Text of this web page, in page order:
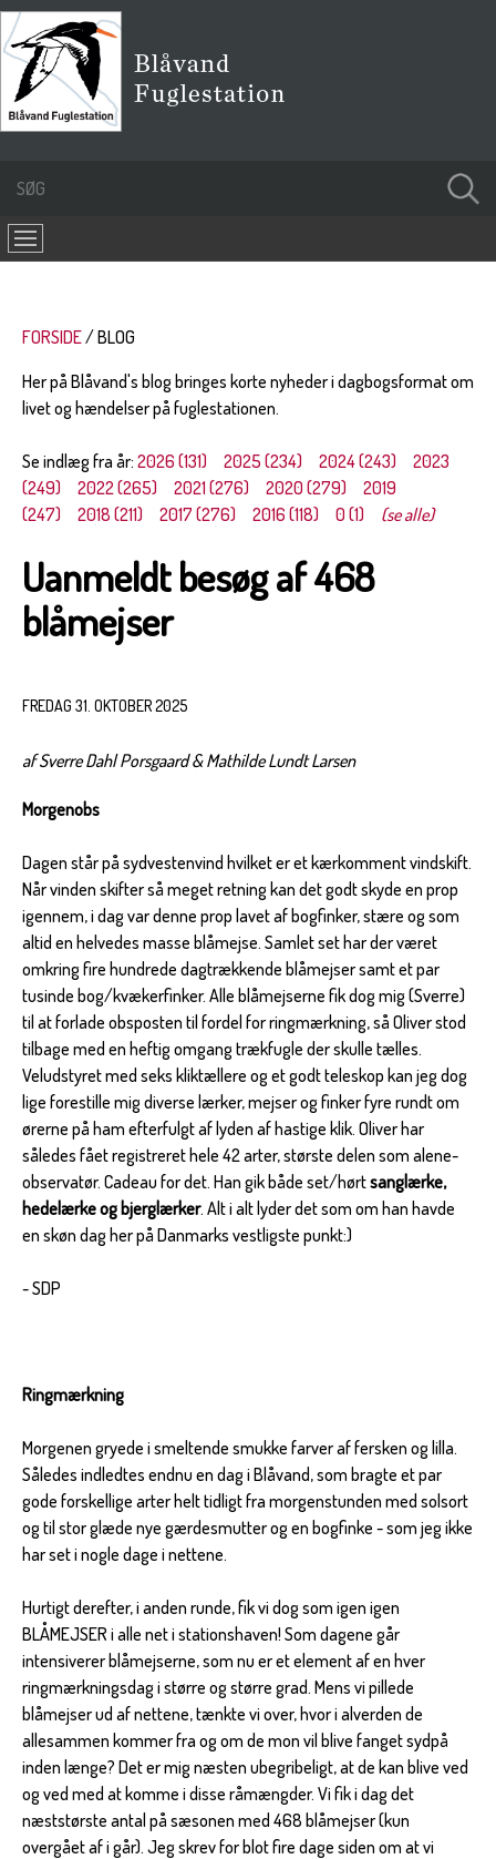
FORSIDE
BLOG
Her på Blåvand's blog bringes korte nyheder i dagbogsformat om
livet og hændelser på fuglestationen.
Se indlæg fra år: 2026 (131) 2025 (234) 2024 (243)
2023
(249)
2022 (265) 2021 (276) 2020 (279)
2019
(247)
2018 (211) 2017 (276) 2016 (118) 0 (1) (se alle)
Uanmeldt besøg af 468
blåmejser
FREDAG 31. OKTOBER 2025
af Sverre Dahl Porsgaard & Mathilde Lundt Larsen
Morgenobs
Dagen står på sydvestenvind hvilket er et kærkomment vindskift.
Når vinden skifter så meget retning kan det godt skyde en prop
igennem, i dag var denne prop lavet af bogfinker, stære og som
altid en helvedes masse blåmejse. Samlet set har der været
omkring fire hundrede dagtrækkende blåmejser samt et par
tusinde bog/kvækerfinker. Alle blåmejserne fik dog mig (Sverre)
til at forlade obsposten til fordel for ringmærkning, så Oliver stod
tilbage med en heftig omgang trækfugle der skulle tælles.
Veludstyret med seks kliktællere og et godt teleskop kan jeg dog
lige forestille mig diverse lærker, mejser og finker fyre rundt om
ørerne på ham efterfulgt af lyden af hastige klik. Oliver har
således fået registreret hele 42 arter, største delen som alene-
observatør. Cadeau for det. Han gik både set/hørtsanglærke,
hedelærke og bjerglærker. Alt i alt lyder det som om han havde
en skøn dag her på Danmarks vestligste punkt:)
- SDP
Ringmærkning
Morgenen gryede i smeltende smukke farver af fersken og lilla.
Således indledtes endnu en dag i Blåvand, som bragte et par
gode forskellige arter helt tidligt fra morgenstunden med solsort
og til stor glæde nye gærdesmutter og en bogfinke - som jeg ikke
har set i nogle dage i nettene.
Hurtigt derefter, i anden runde, fik vi dog som igen igen
BLÅMEJSER i alle net i stationshaven! Som dagene går
intensiverer blåmejserne, som nu er et element af en hver
ringmærkningsdag i større og større grad. Mens vi pillede
blåmejser ud af nettene, tænkte vi over, hvor i alverden de
allesammen kommer fra og om de mon vil blive fanget sydpå
inden længe? Det er mig næsten ubegribeligt, at de kan blive ved
og ved med at komme i disse råmængder. Vi fik i dag det
næststørste antal på sæsonen med 468 blåmejser (kun
overgået af i går). Jeg skrev for blot fire dage siden om at vi